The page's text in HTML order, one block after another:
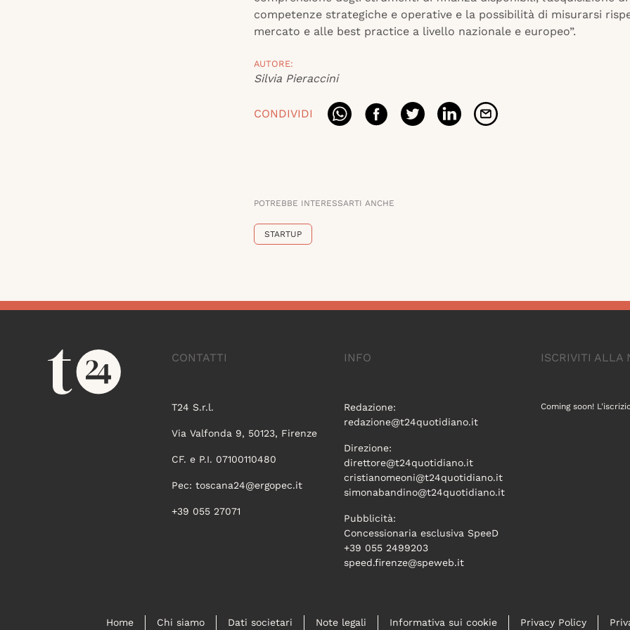
competenze strategiche e operative e la possibilità di misurarsi
mercato e alle best practice a livello nazionale e europeo”.
AUTORE:
Silvia Pieraccini
CONDIVIDI
POTREBBE INTERESSARTI ANCHE
STARTUP
CONTATTI
T24 S.r.l.
Via Valfonda 9, 50123, Firenze
CF. e P.I. 07100110480
Pec: toscana24@ergopec.it
+39 055 27071
INFO
Redazione:
redazione@t24quotidiano.it
Direzione:
direttore@t24quotidiano.it
cristianomeoni@t24quotidiano.it
simonabandino@t24quotidiano.it
Pubblicità:
Concessionaria esclusiva SpeeD
+39 055 2499203
speed.firenze@speweb.it
ISCRIVITI ALLA
Coming soon!
Home Chi siamo Dati societari Note legali Informativa sui cookie Privacy Policy